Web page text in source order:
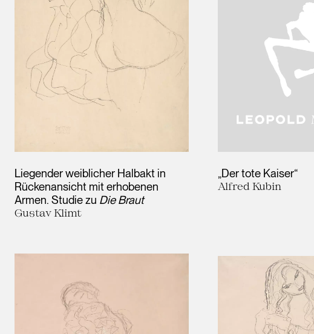
Liegender weiblicher Halbakt in
Rückenansicht mit erhobenen
Armen. Studie zu Die Braut
Gustav Klimt
„Der tote Kaiser“
Alfred Kubin